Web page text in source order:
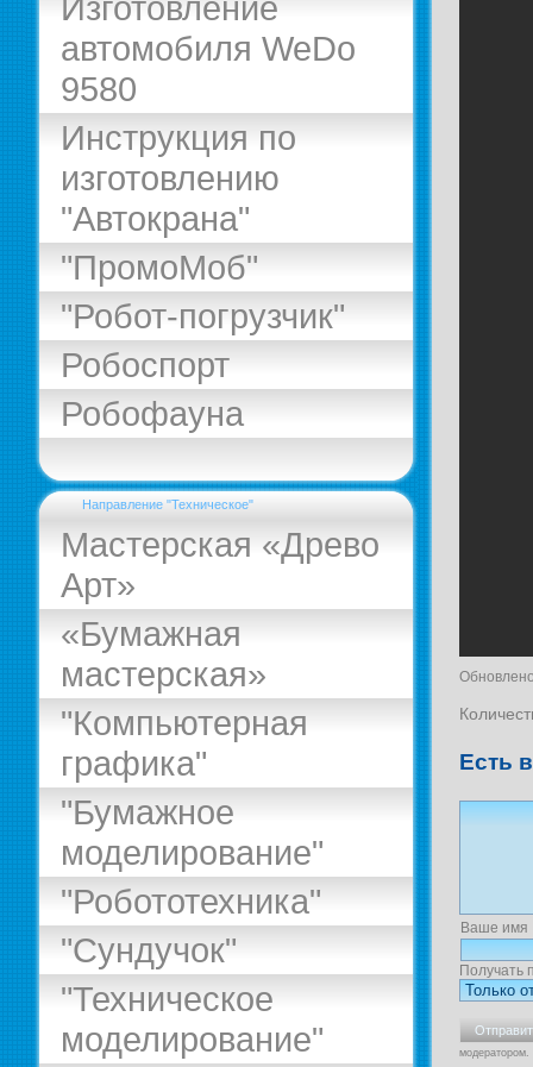
автомобиля WeDo
9580
Инструкция по
изготовлению
"Автокрана"
"ПромоМоб"
"Робот-погрузчик"
Робоспорт
Робофауна
Направление "Техническое"
Мастерская «Древо
Арт»
«Бумажная
мастерская»
"Компьютерная
графика"
"Бумажное
моделирование"
"Робототехника"
"Сундучок"
"Техническое
моделирование"
Есть
Ваше имя
Получать
модератором.